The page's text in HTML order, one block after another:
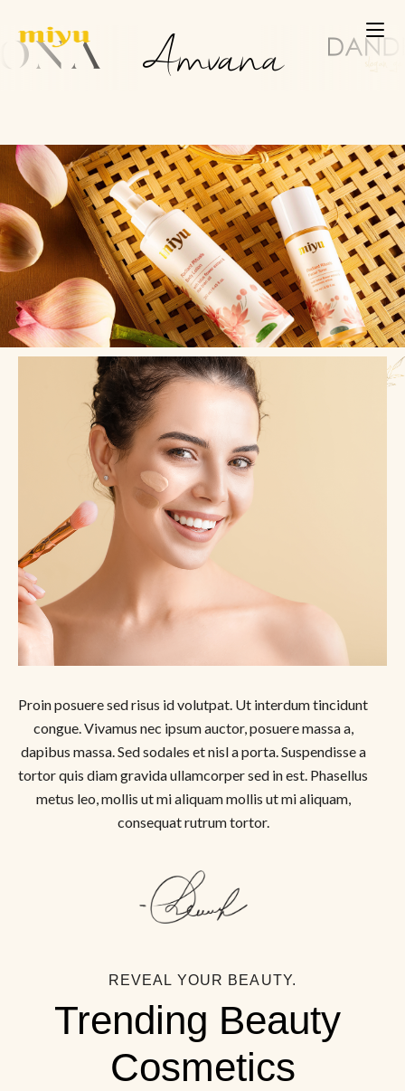
Proin posuere sed risus id volutpat. Ut interdum tincidunt
congue. Vivamus nec ipsum auctor, posuere massa a,
dapibus massa. Sed sodales et nisl a porta. Suspendisse a
tortor quis diam gravida ullamcorper sed in est. Phasellus
metus leo, mollis ut mi aliquam mollis ut mi aliquam,
consequat rutrum tortor.
REVEAL YOUR BEAUTY.
Trending Beauty
Cosmetics